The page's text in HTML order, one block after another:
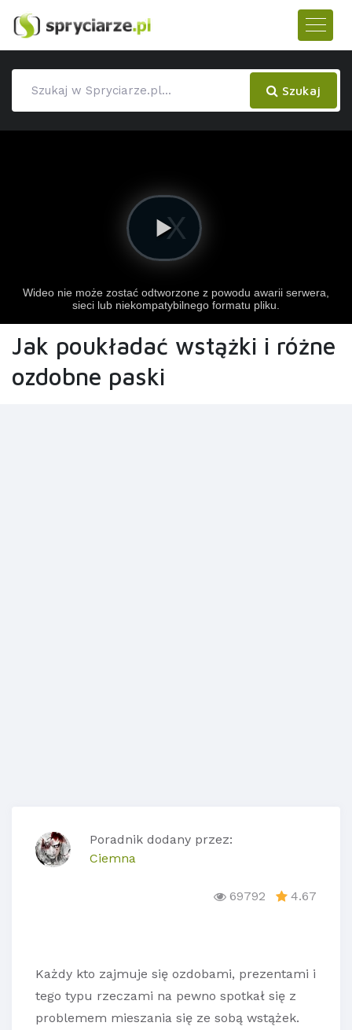
Szukaj
Jak poukładać wstążki i różne
ozdobne paski
Poradnik dodany przez:
Ciemna
69792 4.67
Każdy kto zajmuje się ozdobami, prezentami i
tego typu rzeczami na pewno spotkał się z
problemem mieszania się ze sobą wstążek.